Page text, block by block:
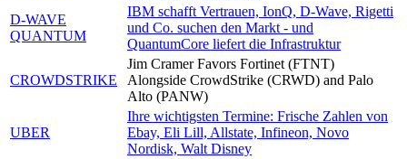
D-WAVE
QUANTUM
IBM schafft Vertrauen, IonQ, D-Wave, Rigetti
und Co. suchen den Markt - und
QuantumCore liefert die Infrastruktur
CROWDSTRIKE
Jim Cramer Favors Fortinet (FTNT)
Alongside CrowdStrike (CRWD) and Palo
Alto (PANW)
UBER
Ihre wichtigsten Termine: Frische Zahlen von
Ebay, Eli Lill, Allstate, Infineon, Novo
Nordisk, Walt Disney